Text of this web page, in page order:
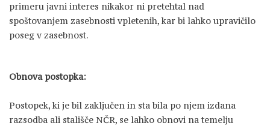
primeru javni interes nikakor ni pretehtal nad
spoštovanjem zasebnosti vpletenih, kar bi lahko upravičilo
poseg v zasebnost.
Obnova postopka:
Postopek, ki je bil zaključen in sta bila po njem izdana
razsodba ali stališče NČR, se lahko obnovi na temelju